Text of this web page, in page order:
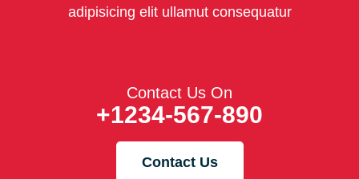
adipisicing elit ullamut consequatur
Contact Us On
+1234-567-890
Contact Us